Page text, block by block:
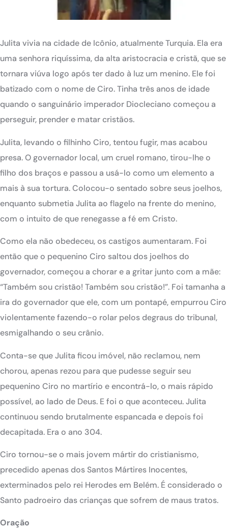
Julita vivia na cidade de Icônio, atualmente Turquia. Ela era
uma senhora riquíssima, da alta aristocracia e cristã, que se
tornara viúva logo após ter dado à luz um menino. Ele foi
batizado com o nome de Ciro. Tinha três anos de idade
quando o sanguinário imperador Diocleciano começou a
perseguir, prender e matar cristãos.
Julita, levando o filhinho Ciro, tentou fugir, mas acabou
presa. O governador local, um cruel romano, tirou-lhe o
filho dos braços e passou a usá-lo como um elemento a
mais à sua tortura. Colocou-o sentado sobre seus joelhos,
enquanto submetia Julita ao flagelo na frente do menino,
com o intuito de que renegasse a fé em Cristo.
Como ela não obedeceu, os castigos aumentaram. Foi
então que o pequenino Ciro saltou dos joelhos do
governador, começou a chorar e a gritar junto com a mãe:
“Também sou cristão! Também sou cristão!”. Foi tamanha a
ira do governador que ele, com um pontapé, empurrou Ciro
violentamente fazendo-o rolar pelos degraus do tribunal,
esmigalhando o seu crânio.
Conta-se que Julita ficou imóvel, não reclamou, nem
chorou, apenas rezou para que pudesse seguir seu
pequenino Ciro no martírio e encontrá-lo, o mais rápido
possível, ao lado de Deus. E foi o que aconteceu. Julita
continuou sendo brutalmente espancada e depois foi
decapitada. Era o ano 304.
Ciro tornou-se o mais jovem mártir do cristianismo,
precedido apenas dos Santos Mártires Inocentes,
exterminados pelo rei Herodes em Belém. É considerado o
Santo padroeiro das crianças que sofrem de maus tratos.
Oração